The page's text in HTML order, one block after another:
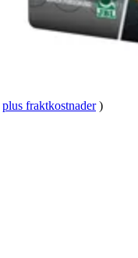
plus fraktkostnader )